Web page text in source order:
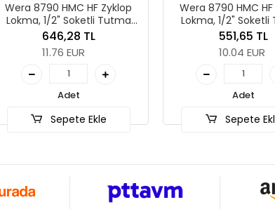
Wera 8790 HMC HF Zyklop
Lokma, 1/2" Soketli Tutma
Fonksiyonlu, 16 x 37 mm
551,65 TL
10.04 EUR
Adet
Sepete Ekle
Wera 8790 C
Set 1
11.836,18 TL
215.38 EUR
Adet
Stokta Yok (Ön